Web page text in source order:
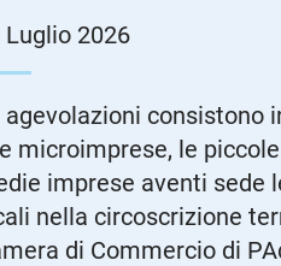
Luglio 2026
agevolazioni consistono
microimprese, le
imprese aventi sede
nella circoscrizione
di Commercio di